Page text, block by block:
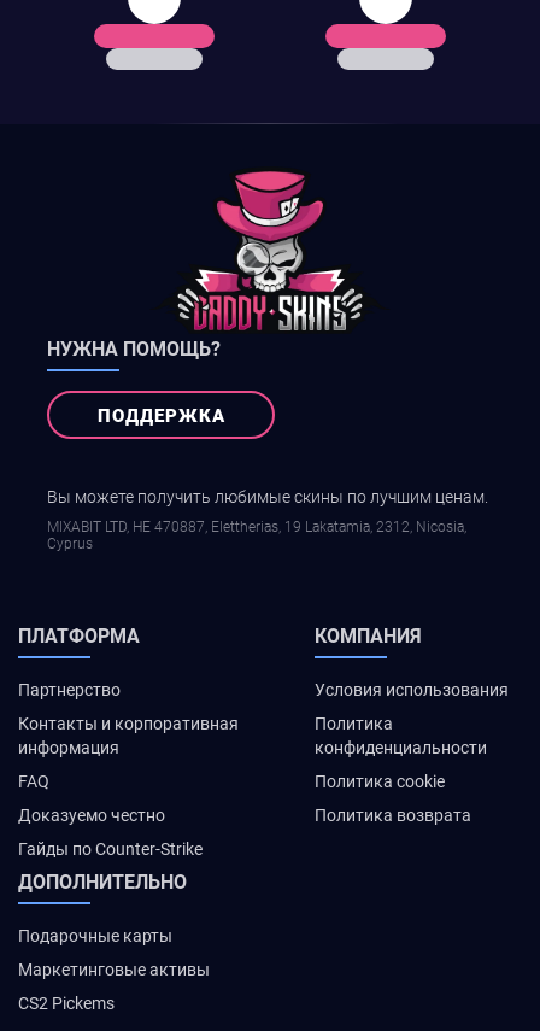
НУЖНА ПОМОЩЬ?
ПОДДЕРЖКА
Вы можете получить любимые скины по лучшим ценам.
MIXABIT LTD, ΗΕ 470887, Elettherias, 19 Lakatamia, 2312, Nicosia,
Cyprus
ПЛАТФОРМА
Партнерство
Контакты и корпоративная
информация
FAQ
Доказуемо честно
Гайды по Counter-Strike
КОМПАНИЯ
Условия использования
Политика
конфиденциальности
Политика cookie
Политика возврата
ДОПОЛНИТЕЛЬНО
Подарочные карты
Маркетинговые активы
CS2 Pickems